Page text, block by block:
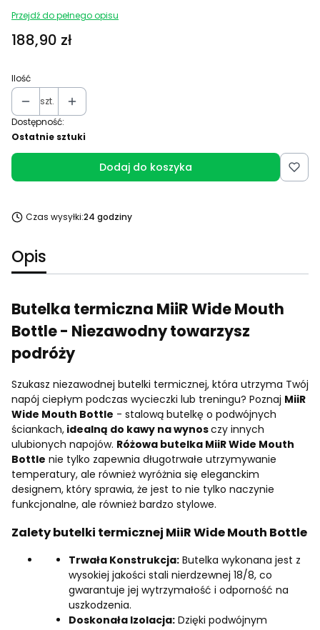
Przejdź do pełnego opisu
Cena
188,90 zł
Ilość
szt.
Dostępność:
Ostatnie sztuki
Dodaj do koszyka
Czas wysyłki:24 godziny
Opis
Butelka termiczna MiiR Wide Mouth
Bottle - Niezawodny towarzysz
podróży
Szukasz niezawodnej butelki termicznej, która utrzyma Twój
napój ciepłym podczas wycieczki lub treningu? Poznaj MiiR
Wide Mouth Bottle - stalową butelkę o podwójnych
ściankach, idealną do kawy na wynosczy innych
ulubionych napojów. Różowa butelka MiiR Wide Mouth
Bottle nie tylko zapewnia długotrwałe utrzymywanie
temperatury, ale również wyróżnia się eleganckim
designem, który sprawia, że jest to nie tylko naczynie
funkcjonalne, ale również bardzo stylowe.
Zalety butelki termicznej MiiR Wide Mouth Bottle
Trwała Konstrukcja: Butelka wykonana jest z
wysokiej jakości stali nierdzewnej 18/8, co
gwarantuje jej wytrzymałość i odporność na
uszkodzenia.
Doskonała Izolacja: Dzięki podwójnym